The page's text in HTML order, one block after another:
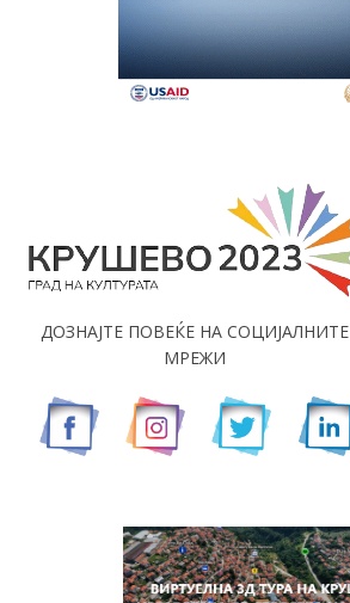
ДОЗНАЈТЕ ПОВЕЌЕ НА СОЦИЈАЛНИТЕ
МРЕЖИ